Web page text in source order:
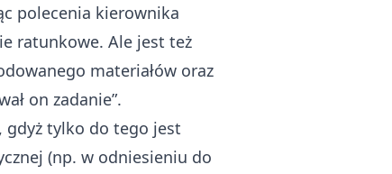
polecenia kierownika
ratunkowe. Ale jest też
materiałów oraz
on zadanie”.
gdyż tylko do tego jest
(np. w odniesieniu do